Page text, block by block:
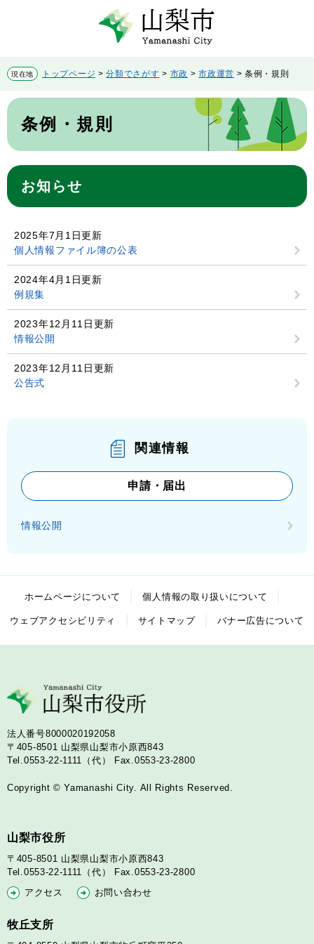
先
頭
す。
を
飛
し
本
へ
現在地 トップページ >分類でさがす > 市政 >市政運営 >条例・規則
本
条例・規則
お知らせ
2025年7月1日更新
個人情報ファイル簿の公表
2024年4月1日更新
例規集
2023年12月11日更新
情報公開
2023年12月11日更新
公告式
関連情報
申請・届出
情報公開
ホームページについて 個人情報の取り扱いについて
ウェブアクセシビリティ サイトマップ バナー広告について
法人番号8000020192058
〒405-8501 山梨県山梨市小原西843
Tel.0553-22-1111（代）
Fax.0553-23-2800
Copyright © Yamanashi City. All Rights Reserved.
山梨市役所
〒405-8501 山梨県山梨市小原西843
Tel.0553-22-1111（代）
Fax.0553-23-2800
アクセス
お問い合わせ
牧丘支所